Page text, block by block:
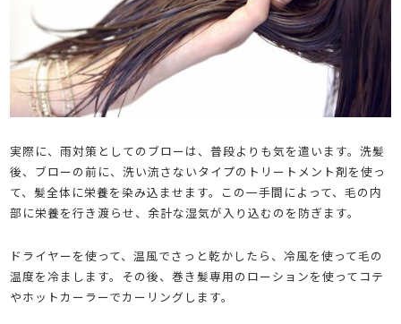
実際に、雨対策としてのブローは、普段よりも気を遣います。洗髪
後、ブローの前に、洗い流さないタイプのトリートメント剤を使っ
て、髪全体に栄養を染み込ませます。この一手間によって、毛の内
部に栄養を行き渡らせ、余計な湿気が入り込むのを防ぎます。
ドライヤーを使って、温風でさっと乾かしたら、冷風を使って毛の
温度を冷まします。その後、巻き髪専用のローションを使ってコテ
やホットカーラーでカーリングします。